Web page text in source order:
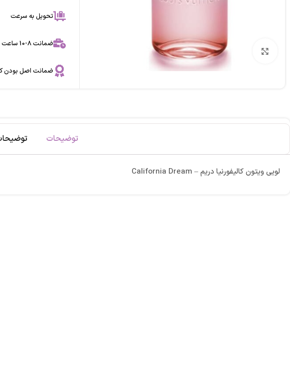
برای بزرگنمایی کلیک کنید
تحویل به سرعت
ضمانت 8-10 ساعت ماندگاری عطر ها
ضمانت اصل بودن
توضیحات
لویی ویتون کالیفورنیا دریم – California Dream